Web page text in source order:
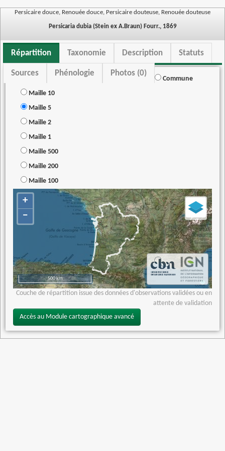
Persicaire douce, Renouée douce, Persicaire douteuse, Renouée douteuse
Persicaria dubia (Stein ex A.Braun) Fourr., 1869
Répartition Taxonomie Description Statuts
Sources Phénologie Photos (0)
Commune
Maille 10
Maille 5
Maille 2
Maille 1
Maille 500
Maille 200
Maille 100
+
−
500 km
Couche de répartition issue des données d'observations validées ou en
attente de validation
Accès au Module cartographique avancé